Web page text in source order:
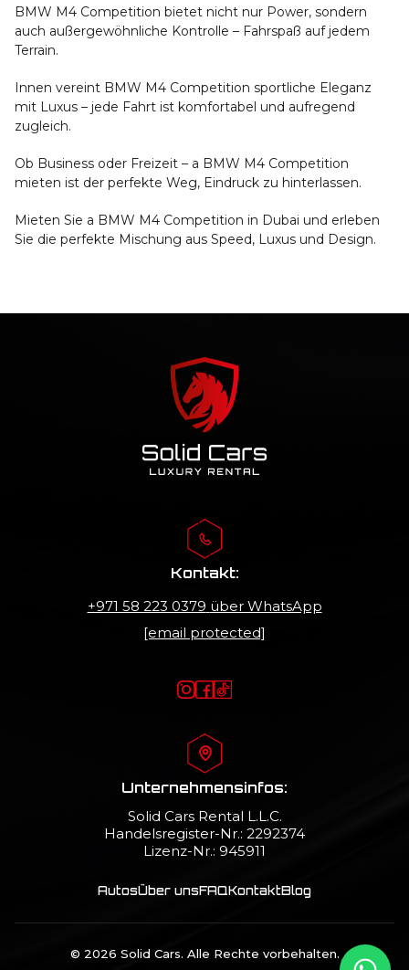
BMW M4 Competition bietet nicht nur Power, sondern
auch außergewöhnliche Kontrolle – Fahrspaß auf jedem
Terrain.
Innen vereint BMW M4 Competition sportliche Eleganz
mit Luxus – jede Fahrt ist komfortabel und aufregend
zugleich.
Ob Business oder Freizeit – a BMW M4 Competition
mieten ist der perfekte Weg, Eindruck zu hinterlassen.
Mieten Sie a BMW M4 Competition in Dubai und erleben
Sie die perfekte Mischung aus Speed, Luxus und Design.
Kontakt:
+971 58 223 0379 über WhatsApp
[email protected]
Unternehmensinfos:
Solid Cars Rental L.L.C.
Handelsregister-Nr.: 2292374
Lizenz-Nr.: 945911
AutosÜber unsFAQKontaktBlog
© 2026 Solid Cars. Alle Rechte vorbehalten.